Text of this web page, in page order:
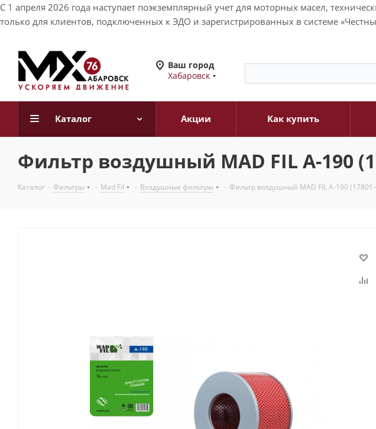
С 1 апреля 2026 года наступает поэкземплярный учет для моторных масел,
только для клиентов, подключенных к ЭДО и зарегистрированных в системе
Ваш город
Хабаровск
Каталог Акции Как купить
Фильтр воздушный MAD FIL A-190
Каталог - Фильтры - Mad Fil - Воздушные фильтры - Фильтр воздушный MAD FIL A-190